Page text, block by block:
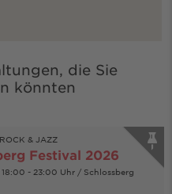
die Sie
könnten
& JAZZ
Festival 2026
- 23:00 Uhr / Schlossberg